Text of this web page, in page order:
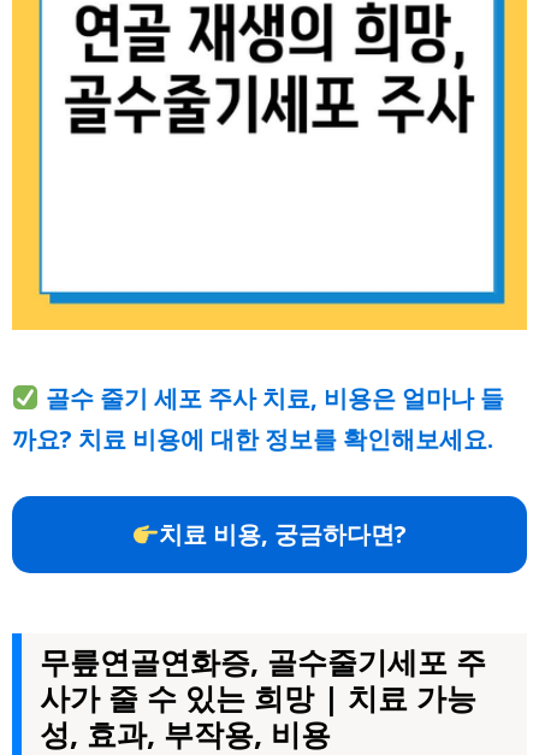
골수 줄기 세포 주사 치료, 비용은 얼마나 들
까요? 치료 비용에 대한 정보를 확인해보세요.
치료 비용, 궁금하다면?
무릎연골연화증, 골수줄기세포 주
사가 줄 수 있는 희망 | 치료 가능
성, 효과, 부작용, 비용